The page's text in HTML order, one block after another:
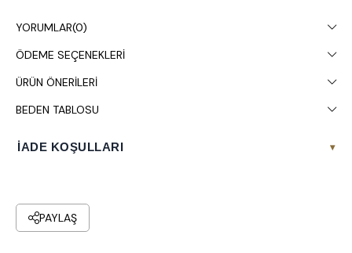
YORUMLAR(0)
ÖDEME SEÇENEKLERI
ÜRÜN ÖNERILERI
BEDEN TABLOSU
İADE KOŞULLARI ▾
PAYLAŞ